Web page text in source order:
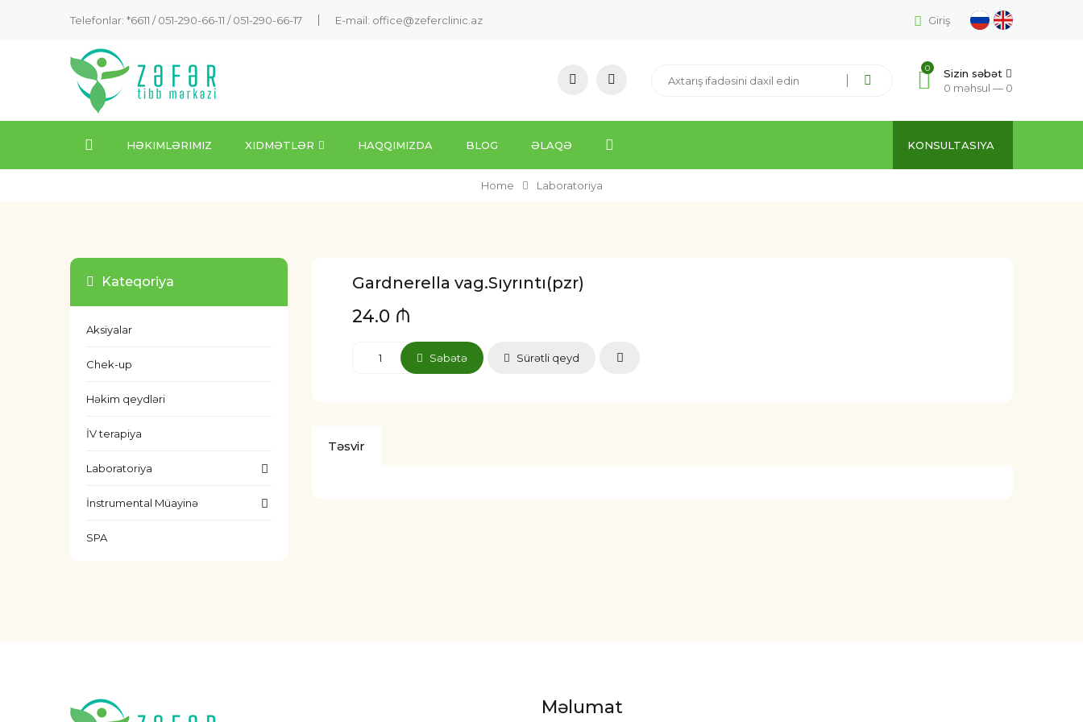
Telefonlar: *6611 /051-290-66-11 /051-290-66-17 E-mail: office@zeferclinic.az Giriş
0
Sizin səbət
0 məhsul — 0
HƏKIMLƏRIMIZ XIDMƏTLƏR HAQQIMIZDA BLOG ƏLAQƏ KONSULTASIYA
Home Laboratoriya
Gardnerella vag.Sıyrıntı(pzr)
24.0 ₼
Səbətə Sürətli qeyd
Təsvir
Kateqoriya
Aksiyalar
Chek-up
Həkim qeydləri
İV terapiya
Laboratoriya
İnstrumental Müayinə
SPA
Məlumat